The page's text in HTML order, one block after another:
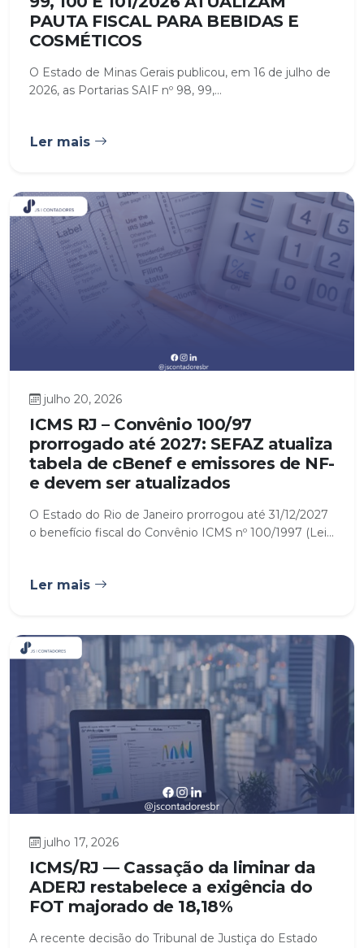
PAUTA FISCAL PARA BEBIDAS E
COSMÉTICOS
O Estado de Minas Gerais publicou, em 16 de julho de
2026, as Portarias SAIF nº 98, 99,...
Ler mais
julho 20, 2026
ICMS RJ – Convênio 100/97
prorrogado até 2027: SEFAZ atualiza
tabela de cBenef e emissores de NF-
e devem ser atualizados
O Estado do Rio de Janeiro prorrogou até 31/12/2027
o benefício fiscal do Convênio ICMS nº 100/1997 (Lei...
Ler mais
julho 17, 2026
ICMS/RJ — Cassação da liminar da
ADERJ restabelece a exigência do
FOT majorado de 18,18%
A recente decisão do Tribunal de Justiça do Estado